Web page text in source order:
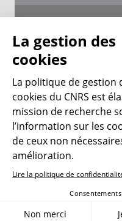
Créer un compte Se
La gestion des
cookies
La politique de gestion
cookies du CNRS est
mission de recherche
l’information sur les
de ceux non
amélioration.
Lire la politique de
Non merci